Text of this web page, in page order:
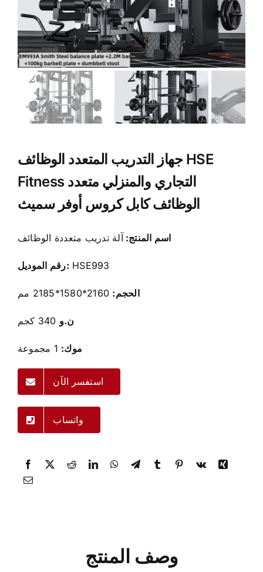
جهاز التدريب المتعدد الوظائف HSE
Fitness التجاري والمنزلي متعدد
الوظائف كابل كروس أوفر سميث
اسم المنتج: آلة تدريب متعددة الوظائف
رقم الموديل: HSE993
الحجم:
ن.و
موك:
استفسر الآن
واتساب
وصف المنتج